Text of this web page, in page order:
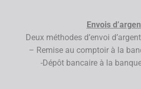
Envois
Deux méthodes d’envoi
– Remise au comptoir à la
-Dépôt bancaire à la